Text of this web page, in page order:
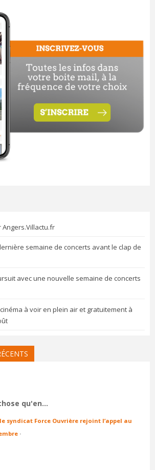
semaine de concerts avant le clap de
avec une nouvelle semaine de concerts
à voir en plein air et gratuitement à
qu'en…
syndicat Force Ouvrière rejoint l’appel au
·